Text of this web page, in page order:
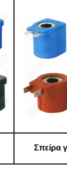
Σπείρα